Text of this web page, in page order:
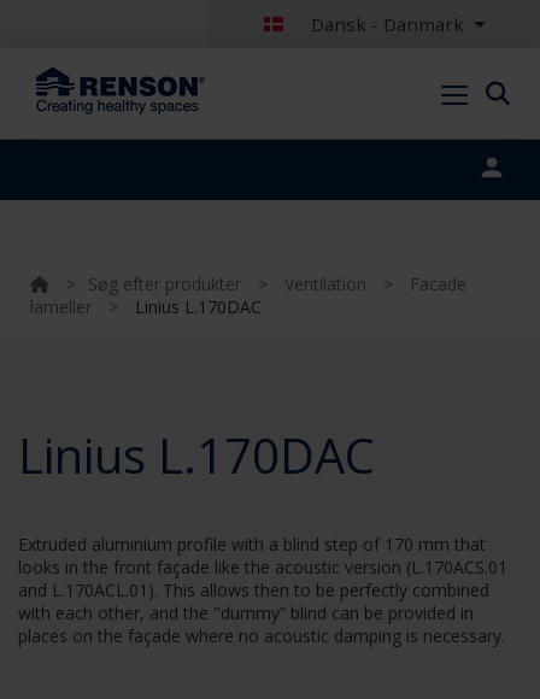
Dansk - Danmark
> Søg efter produkter > Ventilation >
Facade
lameller
> Linius L.170DAC
Linius L.170DAC
Extruded aluminium profile with a blind step of 170 mm that
looks in the front façade like the acoustic version (L.170ACS.01
and L.170ACL.01). This allows then to be perfectly combined
with each other, and the "dummy” blind can be provided in
places on the façade where no acoustic damping is necessary.